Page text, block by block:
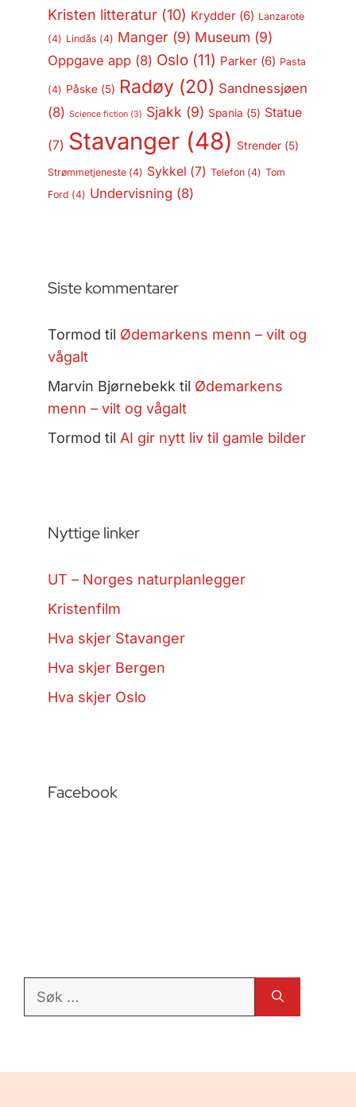
Kristen litteratur(10) Krydder(6) Lanzarote
(4) Lindås (4) Manger(9) Museum (9)
Oppgave app(8) Oslo(11) Parker(6) Pasta
(4) Påske(5) Radøy(20) Sandnessjøen
(8) Science fiction(3) Sjakk (9) Spania (5) Statue
(7) Stavanger(48) Strender(5)
Strømmetjeneste(4) Sykkel (7) Telefon(4) Tom
Ford (4) Undervisning (8)
Siste kommentarer
Tormod til Ødemarkens menn – vilt og
vågalt
Marvin Bjørnebekk til Ødemarkens
menn – vilt og vågalt
Tormod til AI gir nytt liv til gamle bilder
Nyttige linker
UT – Norges naturplanlegger
Kristenfilm
Hva skjer Stavanger
Hva skjer Bergen
Hva skjer Oslo
Facebook
Søk